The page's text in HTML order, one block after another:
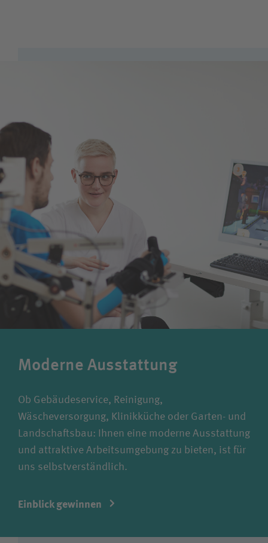
Moderne Ausstattung
Ob Gebäudeservice, Reinigung,
Wäscheversorgung, Klinikküche oder Garten- und
Landschaftsbau: Ihnen eine moderne Ausstattung
und attraktive Arbeitsumgebung zu bieten, ist für
uns selbstverständlich.
Einblick gewinnen